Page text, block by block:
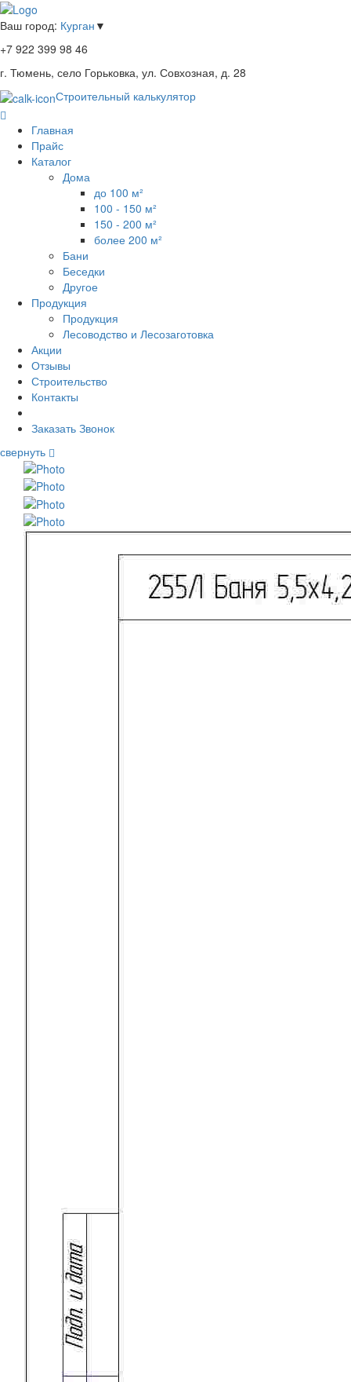
Ваш город: Курган ▼
+7 922 399 98 46
г. Тюмень, село Горьковка, ул. Совхозная, д. 28
Строительный калькулятор
Главная
Прайс
Каталог
Дома
до 100 м²
100 - 150 м²
150 - 200 м²
более 200 м²
Бани
Беседки
Другое
Продукция
Продукция
Лесоводство и Лесозаготовка
Акции
Отзывы
Строительство
Контакты
Заказать Звонок
свернуть